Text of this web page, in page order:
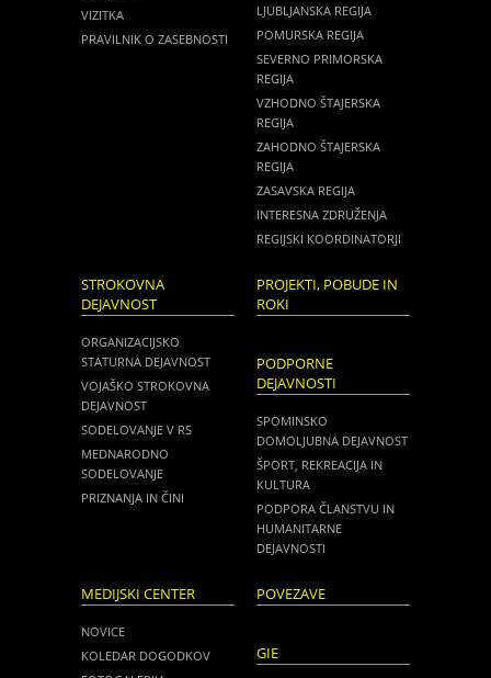
VIZITKA
PRAVILNIK O ZASEBNOSTI
LJUBLJANSKA REGIJA
POMURSKA REGIJA
SEVERNO PRIMORSKA
REGIJA
VZHODNO ŠTAJERSKA
REGIJA
ZAHODNO ŠTAJERSKA
REGIJA
ZASAVSKA REGIJA
INTERESNA ZDRUŽENJA
REGIJSKI KOORDINATORJI
STROKOVNA
DEJAVNOST
ORGANIZACIJSKO
STATURNA DEJAVNOST
VOJAŠKO STROKOVNA
DEJAVNOST
SODELOVANJE V RS
MEDNARODNO
SODELOVANJE
PRIZNANJA IN ČINI
PROJEKTI, POBUDE IN
ROKI
PODPORNE
DEJAVNOSTI
SPOMINSKO
DOMOLJUBNA DEJAVNOST
ŠPORT, REKREACIJA IN
KULTURA
PODPORA ČLANSTVU IN
HUMANITARNE
DEJAVNOSTI
MEDIJSKI CENTER
NOVICE
KOLEDAR DOGODKOV
POVEZAVE
GIE